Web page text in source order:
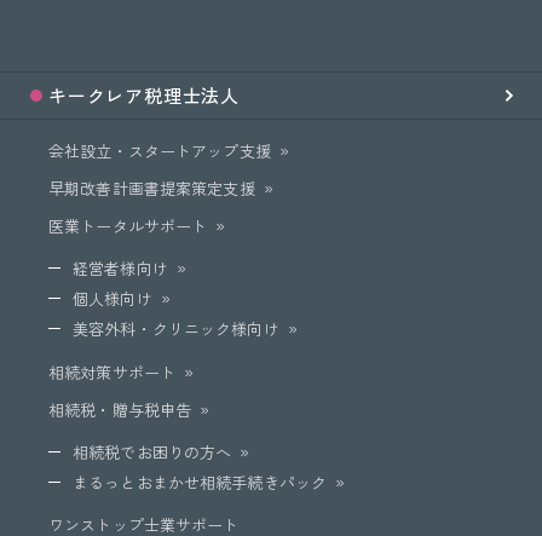
キークレア税理士法人
会社設立・スタートアップ支援
早期改善計画書提案策定支援
医業トータルサポート
経営者様向け
個人様向け
美容外科・クリニック様向け
相続対策サポート
相続税・贈与税申告
相続税でお困りの方へ
まるっとおまかせ相続手続きパック
ワンストップ士業サポート